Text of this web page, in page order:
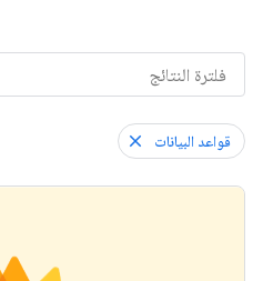
قواعد البيانات